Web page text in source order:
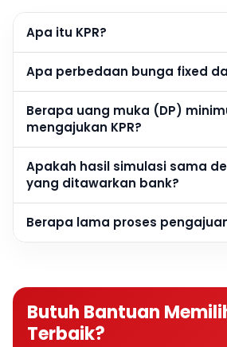
Apa itu KPR?
Apa perbedaan bunga fixed
Berapa uang muka (DP)
mengajukan KPR?
Apakah hasil simulasi sama
yang ditawarkan bank?
Berapa lama proses pengajuan
Butuh Bantuan
Terbaik?